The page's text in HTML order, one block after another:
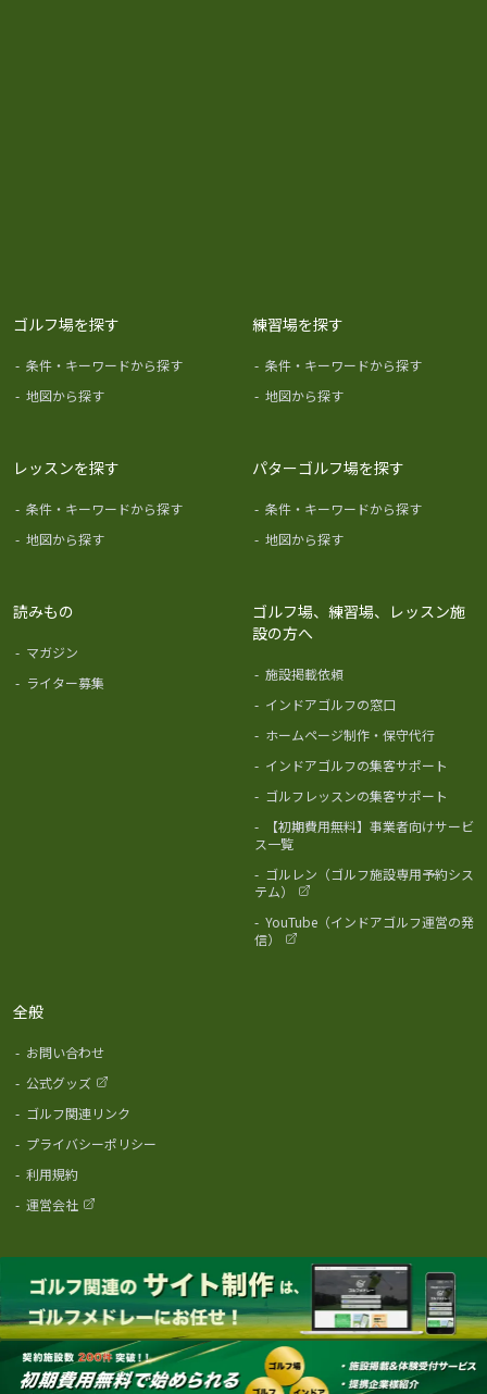
ゴルフ場を探す
- 条件・キーワードから探す
- 地図から探す
練習場を探す
- 条件・キーワードから探す
- 地図から探す
レッスンを探す
- 条件・キーワードから探す
- 地図から探す
パターゴルフ場を探す
- 条件・キーワードから探す
- 地図から探す
読みもの
- マガジン
- ライター募集
ゴルフ場、練習場、レッスン施
設の方へ
- 施設掲載依頼
- インドアゴルフの窓口
- ホームページ制作・保守代行
- インドアゴルフの集客サポート
- ゴルフレッスンの集客サポート
-
【初期費用無料】事業者向けサービ
ス一覧
- ゴルレン（ゴルフ施設専用予約シス
テム）
- YouTube（インドアゴルフ運営の発
信）
全般
- お問い合わせ
- 公式グッズ
- ゴルフ関連リンク
- プライバシーポリシー
- 利用規約
- 運営会社